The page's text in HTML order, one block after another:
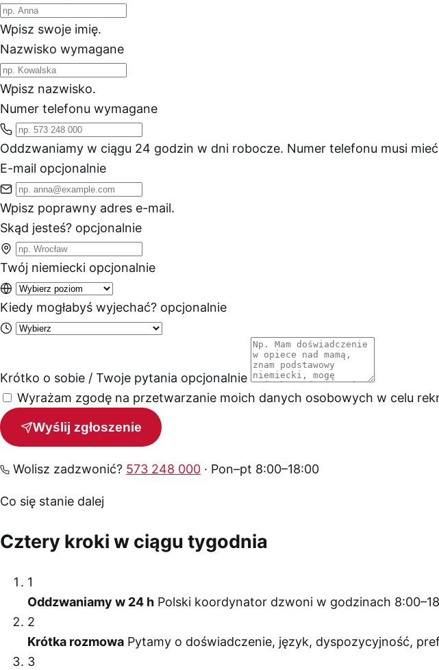
Wpisz swoje imię.
Nazwisko wymagane
Wpisz nazwisko.
Numer telefonu wymagane
Oddzwaniamy w ciągu 24 godzin w dni robocze. Numer telefonu musi
E-mail opcjonalnie
Wpisz poprawny adres e-mail.
Skąd jesteś? opcjonalnie
Twój niemiecki opcjonalnie
Kiedy mogłabyś wyjechać? opcjonalnie
Krótko o sobie / Twoje pytania opcjonalnie
Wyrażam zgodę na przetwarzanie moich danych osobowych w celu
Wyślij zgłoszenie
Wolisz zadzwonić? 573 248 000 · Pon–pt 8:00–18:00
Co się stanie dalej
Cztery kroki w ciągu tygodnia
1
Oddzwaniamy w 24 h Polski koordynator dzwoni w godzinach
2
Krótka rozmowa Pytamy o doświadczenie, język, dyspozycyjność,
3